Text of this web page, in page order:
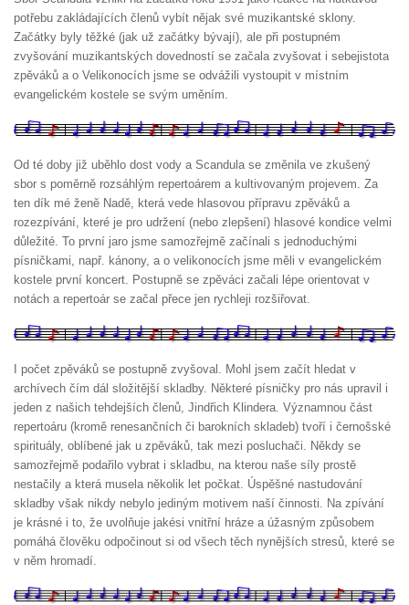
potřebu zakládajících členů vybít nějak své muzikantské sklony.
Začátky byly těžké (jak už začátky bývají), ale při postupném
zvyšování muzikantských dovedností se začala zvyšovat i sebejistota
zpěváků a o Velikonocích jsme se odvážili vystoupit v místním
evangelickém kostele se svým uměním.
Od té doby již uběhlo dost vody a Scandula se změnila ve zkušený
sbor s poměrně rozsáhlým repertoárem a kultivovaným projevem. Za
ten dík mé ženě Nadě, která vede hlasovou přípravu zpěváků a
rozezpívání, které je pro udržení (nebo zlepšení) hlasové kondice velmi
důležité. To první jaro jsme samozřejmě začínali s jednoduchými
písničkami, např. kánony, a o velikonocích jsme měli v evangelickém
kostele první koncert. Postupně se zpěváci začali lépe orientovat v
notách a repertoár se začal přece jen rychleji rozšiřovat.
I počet zpěváků se postupně zvyšoval. Mohl jsem začít hledat v
archívech čím dál složitější skladby. Některé písničky pro nás upravil i
jeden z našich tehdejších členů, Jindřich Klindera. Významnou část
repertoáru (kromě renesančních či barokních skladeb) tvoří i černošské
spirituály, oblíbené jak u zpěváků, tak mezi posluchači. Někdy se
samozřejmě podařilo vybrat i skladbu, na kterou naše síly prostě
nestačily a která musela několik let počkat. Úspěšné nastudování
skladby však nikdy nebylo jediným motivem naší činnosti. Na zpívání
je krásné i to, že uvolňuje jakési vnitřní hráze a úžasným způsobem
pomáhá člověku odpočinout si od všech těch nynějších stresů, které se
v něm hromadí.